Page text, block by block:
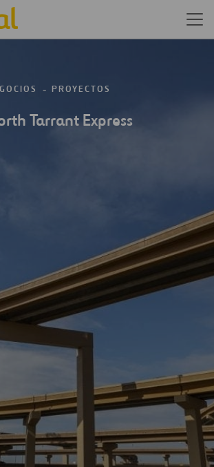
PROYECTOS
Tarrant Express